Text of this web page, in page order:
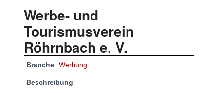
Werbe- und
Tourismusverein
Röhrnbach e. V.
Branche Werbung
Beschreibung